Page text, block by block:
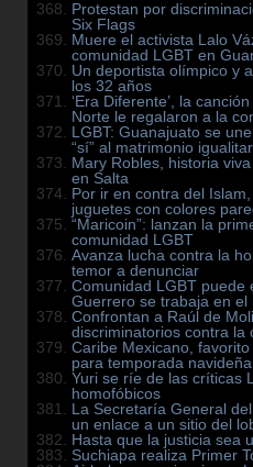
Protestan por
Six Flags
Muere el activista Lalo
comunidad LGBT en
Un deportista olímpico y
los 32 años
‘Era Diferente’, la
Norte le regalaron a la
LGBT: Guanajuato se
“sí” al matrimonio
Mary Robles, historia
en Salta
Por ir en contra del
juguetes con colores
“Maricoin”: lanzan la
comunidad LGBT
Avanza lucha contra la
temor a denunciar
Comunidad LGBT puede
Guerrero se trabaja en
Confrontan a Raúl de
discriminatorios contra la
Caribe Mexicano,
para temporada navideña
Yuri se ríe de las críticas
homofóbicos
La Secretaría General
un enlace a un sitio del
Hasta que la justicia sea
Suchiapa realiza Primer